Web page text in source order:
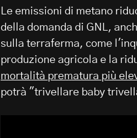
Le emissioni di metano
della domanda di GNL,
sulla terraferma, come
produzione agricola e la
mortalità prematura più
potrà "trivellare baby